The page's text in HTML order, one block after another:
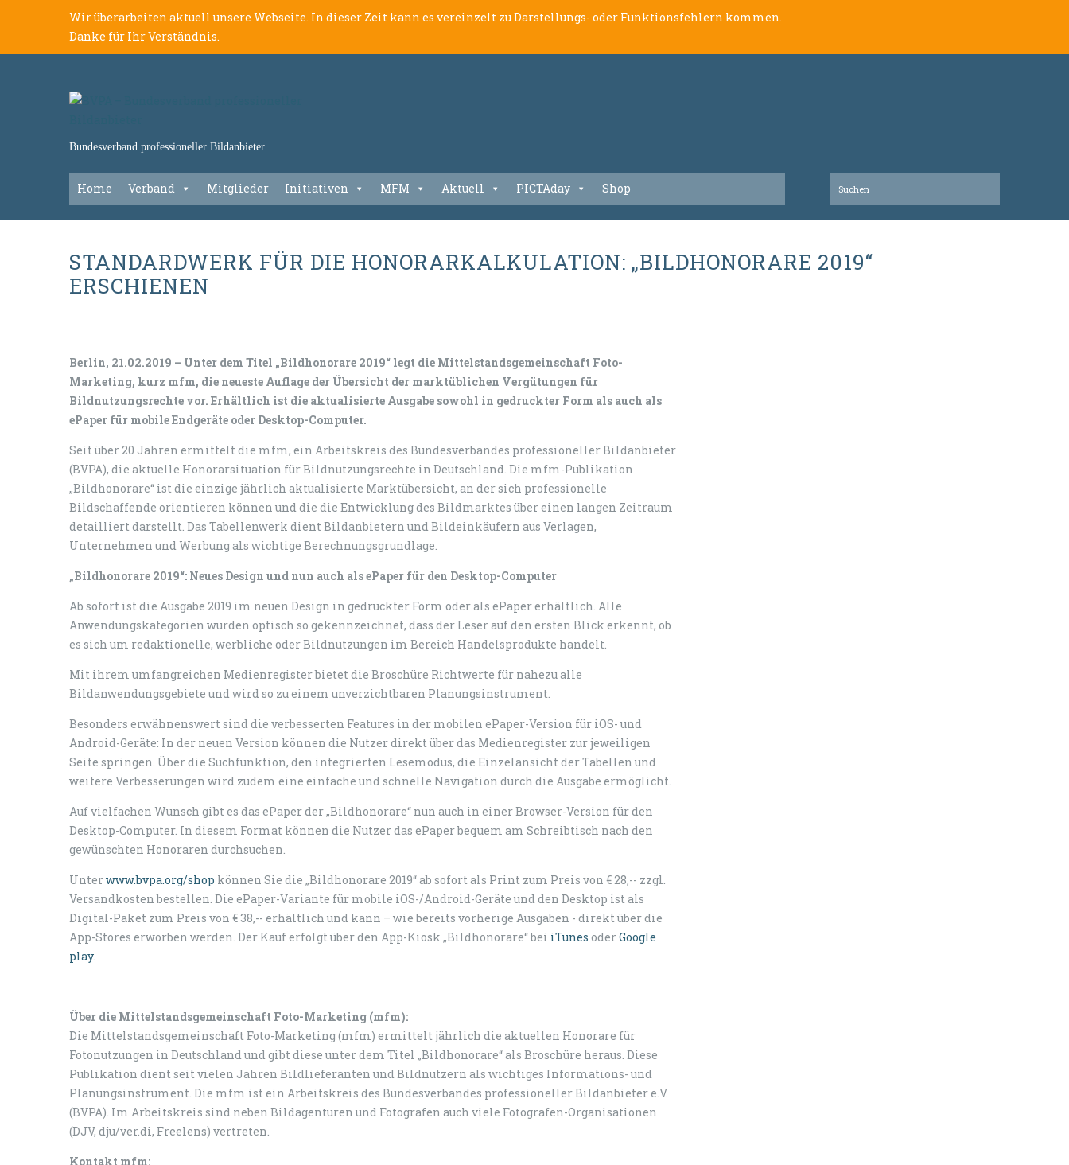
Wir überarbeiten aktuell unsere Webseite. In dieser Zeit kann es vereinzelt zu Darstellungs- oder Funktionsfehlern kommen.
Danke für Ihr Verständnis.
Bundesverband professioneller Bildanbieter
Home Verband Mitglieder Initiativen MFM Aktuell PICTAday Shop
STANDARDWERK FÜR DIE HONORARKALKULATION: „BILDHONORARE 2019“
ERSCHIENEN
Berlin, 21.02.2019 – Unter dem Titel „Bildhonorare 2019“ legt die Mittelstandsgemeinschaft Foto-
Marketing, kurz mfm, die neueste Auflage der Übersicht der marktüblichen Vergütungen für
Bildnutzungsrechte vor. Erhältlich ist die aktualisierte Ausgabe sowohl in gedruckter Form als auch als
ePaper für mobile Endgeräte oder Desktop-Computer.
Seit über 20 Jahren ermittelt die mfm, ein Arbeitskreis des Bundesverbandes professioneller Bildanbieter
(BVPA), die aktuelle Honorarsituation für Bildnutzungsrechte in Deutschland. Die mfm-Publikation
„Bildhonorare“ ist die einzige jährlich aktualisierte Marktübersicht, an der sich professionelle
Bildschaffende orientieren können und die die Entwicklung des Bildmarktes über einen langen Zeitraum
detailliert darstellt. Das Tabellenwerk dient Bildanbietern und Bildeinkäufern aus Verlagen,
Unternehmen und Werbung als wichtige Berechnungsgrundlage.
„Bildhonorare 2019“: Neues Design und nun auch als ePaper für den Desktop-Computer
Ab sofort ist die Ausgabe 2019 im neuen Design in gedruckter Form oder als ePaper erhältlich. Alle
Anwendungskategorien wurden optisch so gekennzeichnet, dass der Leser auf den ersten Blick erkennt, ob
es sich um redaktionelle, werbliche oder Bildnutzungen im Bereich Handelsprodukte handelt.
Mit ihrem umfangreichen Medienregister bietet die Broschüre Richtwerte für nahezu alle
Bildanwendungsgebiete und wird so zu einem unverzichtbaren Planungsinstrument.
Besonders erwähnenswert sind die verbesserten Features in der mobilen ePaper-Version für iOS- und
Android-Geräte: In der neuen Version können die Nutzer direkt über das Medienregister zur jeweiligen
Seite springen. Über die Suchfunktion, den integrierten Lesemodus, die Einzelansicht der Tabellen und
weitere Verbesserungen wird zudem eine einfache und schnelle Navigation durch die Ausgabe ermöglicht.
Auf vielfachen Wunsch gibt es das ePaper der „Bildhonorare“ nun auch in einer Browser-Version für den
Desktop-Computer. In diesem Format können die Nutzer das ePaper bequem am Schreibtisch nach den
gewünschten Honoraren durchsuchen.
Unterwww.bvpa.org/shop können Sie die „Bildhonorare 2019“ ab sofort als Print zum Preis von € 28,-- zzgl.
Versandkosten bestellen. Die ePaper-Variante für mobile iOS-/Android-Geräte und den Desktop ist als
Digital-Paket zum Preis von € 38,-- erhältlich und kann – wie bereits vorherige Ausgaben - direkt über die
App-Stores erworben werden. Der Kauf erfolgt über den App-Kiosk „Bildhonorare“ bei iTunes oderGoogle
play.
Über die Mittelstandsgemeinschaft Foto-Marketing (mfm):
Die Mittelstandsgemeinschaft Foto-Marketing (mfm) ermittelt jährlich die aktuellen Honorare für
Fotonutzungen in Deutschland und gibt diese unter dem Titel „Bildhonorare“ als Broschüre heraus. Diese
Publikation dient seit vielen Jahren Bildlieferanten und Bildnutzern als wichtiges Informations- und
Planungsinstrument. Die mfm ist ein Arbeitskreis des Bundesverbandes professioneller Bildanbieter e.V.
(BVPA). Im Arbeitskreis sind neben Bildagenturen und Fotografen auch viele Fotografen-Organisationen
(DJV, dju/ver.di, Freelens) vertreten.
Kontakt mfm: